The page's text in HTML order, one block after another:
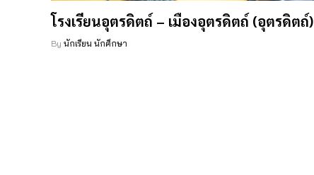
โรงเรียนอุตรดิตถ์ – เมืองอุตรดิตถ์ (อุตรดิตถ์)
By นักเรียน นักศึกษา